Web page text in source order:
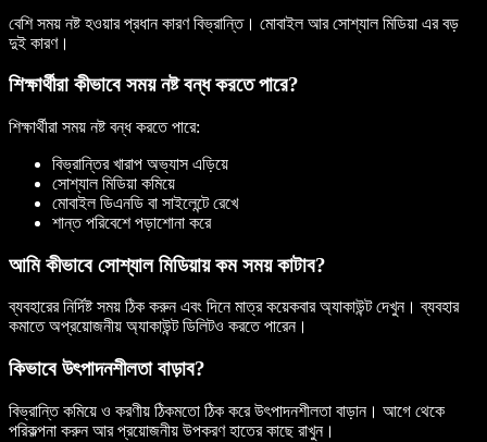
বেশি সময় নষ্ট হওয়ার প্রধান কারণ বিভ্রান্তি। মোবাইল আর সোশ্যাল মিডিয়া এর বড়
দুই কারণ।
শিক্ষার্থীরা কীভাবে সময় নষ্ট বন্ধ করতে পারে?
শিক্ষার্থীরা সময় নষ্ট বন্ধ করতে পারে:
বিভ্রান্তির খারাপ অভ্যাস এড়িয়ে
সোশ্যাল মিডিয়া কমিয়ে
মোবাইল ডিএনডি বা সাইলেন্টে রেখে
শান্ত পরিবেশে পড়াশোনা করে
আমি কীভাবে সোশ্যাল মিডিয়ায় কম সময় কাটাব?
ব্যবহারের নির্দিষ্ট সময় ঠিক করুন এবং দিনে মাত্র কয়েকবার অ্যাকাউন্ট দেখুন। ব্যবহার
কমাতে অপ্রয়োজনীয় অ্যাকাউন্ট ডিলিটও করতে পারেন।
কিভাবে উৎপাদনশীলতা বাড়াব?
বিভ্রান্তি কমিয়ে ও করণীয় ঠিকমতো ঠিক করে উৎপাদনশীলতা বাড়ান। আগে থেকে
পরিকল্পনা করুন আর প্রয়োজনীয় উপকরণ হাতের কাছে রাখুন।